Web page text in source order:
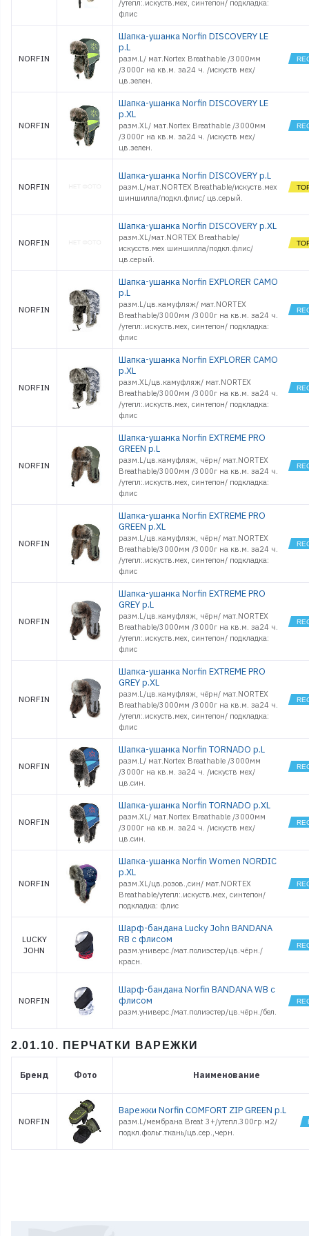
/утепл:.искуств.мех, синтепон/ подкладка:
флис
NORFIN
Шапка-ушанка Norfin DISCOVERY LE
р.L
разм.L/ мат.Nortex Breathable /3000мм
/3000г на кв.м. за24 ч. /искуств мех/
цв.зелен.
NORFIN
Шапка-ушанка Norfin DISCOVERY LE
р.XL
разм.XL/ мат.Nortex Breathable /3000мм
/3000г на кв.м. за24 ч. /искуств мех/
цв.зелен.
NORFIN
Шапка-ушанка Norfin DISCOVERY p.L
разм.L/мат.NORTEX Breathable/искуств.мех
шиншилла/подкл.флис/ цв.серый.
NORFIN
Шапка-ушанка Norfin DISCOVERY p.XL
разм.XL/мат.NORTEX Breathable/
искусств.мех шиншилла/подкл.флис/
цв.серый.
NORFIN
Шапка-ушанка Norfin EXPLORER CAMO
p.L
разм.L/цв.камуфляж/ мат.NORTEX
Breathable/3000мм /3000г на кв.м. за24 ч.
/утепл:.искуств.мех, синтепон/ подкладка:
флис
NORFIN
Шапка-ушанка Norfin EXPLORER CAMO
p.XL
разм.XL/цв.камуфляж/ мат.NORTEX
Breathable/3000мм /3000г на кв.м. за24 ч.
/утепл:.искуств.мех, синтепон/ подкладка:
флис
NORFIN
Шапка-ушанка Norfin EXTREME PRO
GREEN р.L
разм.L/цв.камуфляж, чёрн/ мат.NORTEX
Breathable/3000мм /3000г на кв.м. за24 ч.
/утепл:.искуств.мех, синтепон/ подкладка:
флис
NORFIN
Шапка-ушанка Norfin EXTREME PRO
GREEN р.XL
разм.L/цв.камуфляж, чёрн/ мат.NORTEX
Breathable/3000мм /3000г на кв.м. за24 ч.
/утепл:.искуств.мех, синтепон/ подкладка:
флис
NORFIN
Шапка-ушанка Norfin EXTREME PRO
GREY р.L
разм.L/цв.камуфляж, чёрн/ мат.NORTEX
Breathable/3000мм /3000г на кв.м. за24 ч.
/утепл:.искуств.мех, синтепон/ подкладка:
флис
NORFIN
Шапка-ушанка Norfin EXTREME PRO
GREY р.XL
разм.L/цв.камуфляж, чёрн/ мат.NORTEX
Breathable/3000мм /3000г на кв.м. за24 ч.
/утепл:.искуств.мех, синтепон/ подкладка:
флис
NORFIN
Шапка-ушанка Norfin TORNADO р.L
разм.L/ мат.Nortex Breathable /3000мм
/3000г на кв.м. за24 ч. /искуств мех/
цв.син.
NORFIN
Шапка-ушанка Norfin TORNADO р.XL
разм.XL/ мат.Nortex Breathable /3000мм
/3000г на кв.м. за24 ч. /искуств мех/
цв.син.
NORFIN
Шапка-ушанка Norfin Women NORDIC
р.XL
разм.XL/цв.розов.,син/ мат.NORTEX
Breathable/утепл:.искуств.мех, синтепон/
подкладка: флис
LUCKY
JOHN
Шарф-бандана Lucky John BANDANA
RB с флисом
разм.универс./мат.полиэстер/цв.чёрн./
красн.
NORFIN
Шарф-бандана Norfin BANDANA WB с
флисом
разм.универс./мат.полиэстер/цв.чёрн./бел.
2.01.10. ПЕРЧАТКИ ВАРЕЖКИ
Бренд Фото Наименование
NORFIN
Варежки Norfin COMFORT ZIP GREEN р.L
разм.L/мембрана Breat 3+/утепл.300гр.м2/
подкл.фольг.ткань/цв.сер.,черн.